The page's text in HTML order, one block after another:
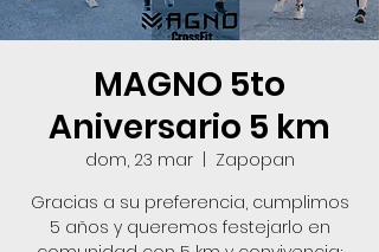
MAGNO 5to
Aniversario 5 km
dom, 23 mar
  |
Zapopan
Gracias a su preferencia, cumplimos
5 años y queremos festejarlo en